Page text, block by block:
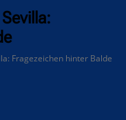
Fragezeichen hinter Balde